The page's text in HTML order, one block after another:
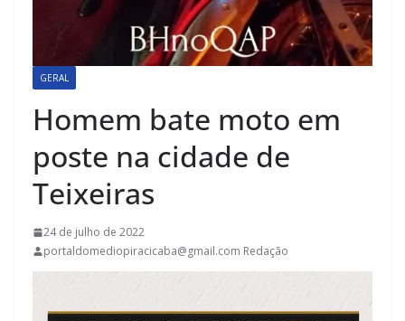
GERAL
Homem bate moto em
poste na cidade de
Teixeiras
24 de julho de 2022
portaldomediopiracicaba@gmail.com Redação